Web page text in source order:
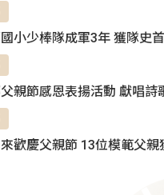
小少棒隊成軍3年 獲隊史
親節感恩表揚活動 獻唱詩
歡慶父親節 13位模範父親